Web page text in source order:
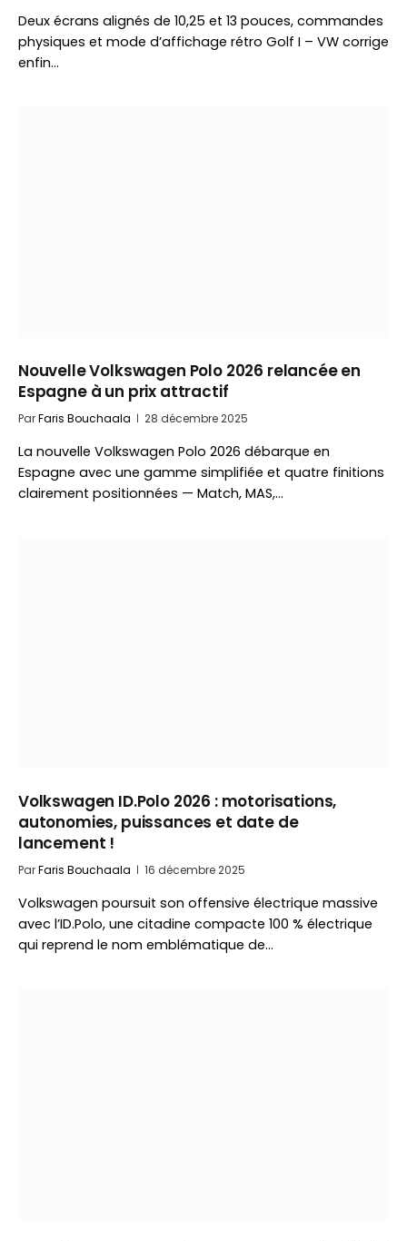
Deux écrans alignés de 10,25 et 13 pouces, commandes
physiques et mode d’affichage rétro Golf I – VW corrige
enfin…
Nouvelle Volkswagen Polo 2026 relancée en
Espagne à un prix attractif
ParFaris Bouchaala 28 décembre 2025
La nouvelle Volkswagen Polo 2026 débarque en
Espagne avec une gamme simplifiée et quatre finitions
clairement positionnées — Match, MAS,…
Volkswagen ID.Polo 2026 : motorisations,
autonomies, puissances et date de
lancement !
ParFaris Bouchaala 16 décembre 2025
Volkswagen poursuit son offensive électrique massive
avec l’ID.Polo, une citadine compacte 100 % électrique
qui reprend le nom emblématique de…